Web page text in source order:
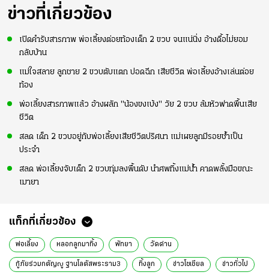
ข่าวที่เกี่ยวข้อง
เปิดคำรับสารภาพ พ่อเลี้ยงต่อยท้องเด็ก 2 ขวบ จนแน่นิ่ง อ้างดื้อไม่ยอม
กลับบ้าน
​แม่ใจสลาย ลูกชาย 2 ขวบตับแตก ปอดฉีก เสียชีวิต พ่อเลี้ยงอ้างเล่นต่อย
ท้อง
พ่อเลี้ยงสารภาพแล้ว อ้างผลัก "น้องขงเบ้ง" วัย 2 ขวบ ล้มหัวฟาดพื้นเสีย
ชีวิต
สลด เด็ก 2 ขวบอยู่กับพ่อเลี้ยงเสียชีวิตปริศนา แม่เผยลูกมีรอยช้ำเป็น
ประจำ
สลด พ่อเลี้ยงจับเด็ก 2 ขวบทุ่มลงพื้นดับ นำศพทิ้งแม่น้ำ คาดพลั้งมือขณะ
เมายา
แท็กที่เกี่ยวข้อง
พ่อเลี้ยง หลอกลูกมาทิ้ง พัทยา วัดด่าน
กู้ภัยร่วมกตัญญู ฐานโลตัสพระราม3 ทิ้งลูก ข่าวโซเชียล ข่าวทั่วไป